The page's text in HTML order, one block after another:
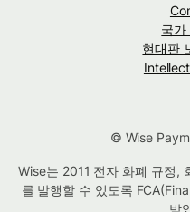
국가
현대판
© Wise
Wise는 2011 전자 화폐 규정,
를 발행할 수 있도록
받